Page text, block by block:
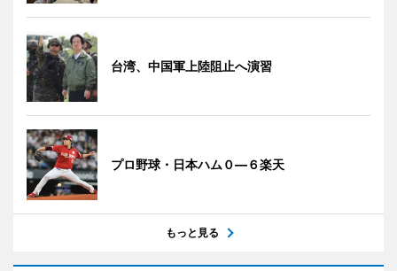
台湾、中国軍上陸阻止へ演習
プロ野球・日本ハム０―６楽天
もっと見る